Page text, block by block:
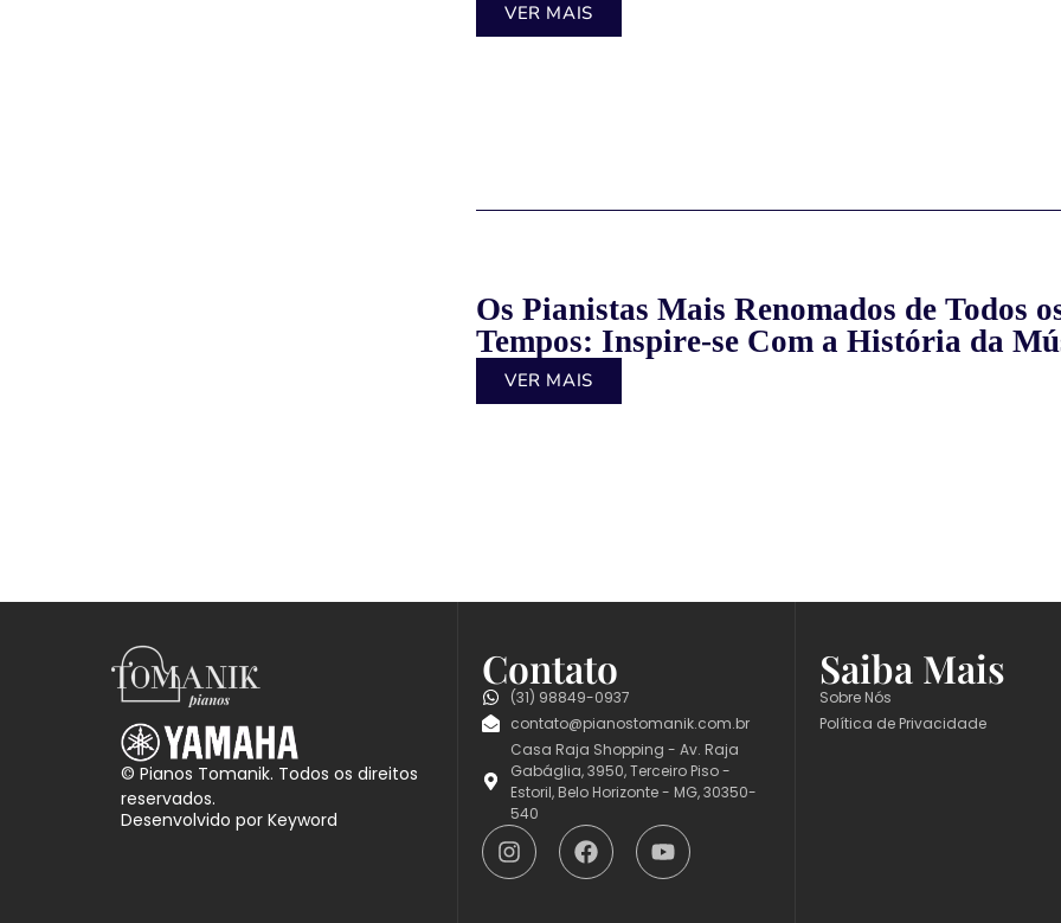
VER MAIS
Os Pianistas Mais Renomados de Todos
Tempos: Inspire-se Com a História da
VER MAIS
© Pianos Tomanik. Todos os direitos
reservados.
Desenvolvido por Keyword
Contato
(31) 98849-0937
contato@pianostomanik.com.br
Casa Raja Shopping - Av. Raja
Gabáglia, 3950, Terceiro Piso -
Estoril, Belo Horizonte - MG, 30350-
540
Saiba Mais
Sobre Nós
Política de Privacidade